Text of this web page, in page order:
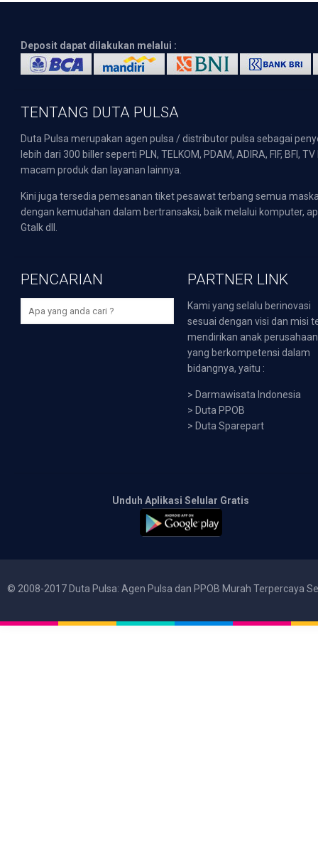
Deposit dapat dilakukan melalui :
TENTANG DUTA PULSA
Duta Pulsa merupakan agen pulsa / distributor pulsa sebagai
lebih dari 300 biller seperti PLN, TELKOM, PDAM, ADIRA, FIF,
macam produk dan layanan lainnya.
Kini juga tersedia pemesanan tiket pesawat terbang semua
dengan kemudahan dalam bertransaksi, baik melalui komputer,
Gtalk dll.
PENCARIAN PARTNER LINK
Kami yang selalu berinovasi
sesuai dengan visi dan misi
mendirikan anak perusahaan
yang berkompetensi dalam
bidangnya, yaitu :
> Darmawisata Indonesia
> Duta PPOB
> Duta Sparepart
Unduh Aplikasi Selular Gratis
© 2008-2017 Duta Pulsa: Agen Pulsa dan PPOB Murah Terpercaya